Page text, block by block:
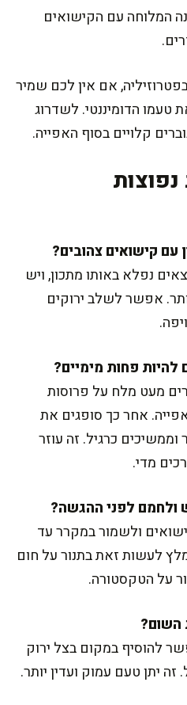
המלוחה עם הקישואים
אם אין לכם שמיר
הדומיננטי. לשדרוג
קלויים בסוף האפייה.
נפלא באותו מתכון, ויש
אפשר לשלב ירוקים
מעט מלח על פרוסות
לפני האפייה. אחר כך סופגים את
וממשיכים כרגיל. זה עוזר
מדי.
ולשמור במקרר עד
לעשות זאת בתנור על חום
להוסיף במקום בצל ירוק
יתן טעם עמוק ועדין יותר.